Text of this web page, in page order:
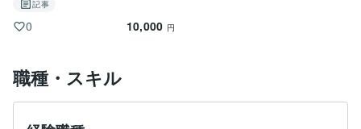
応）
記事
0 10,000 円
職種・スキル